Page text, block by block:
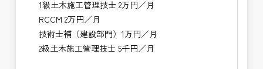
1級土木施工管理技士 2万円／月
RCCM 2万円／月
技術士補（建設部門）1万円／月
2級土木施工管理技士 5千円／月